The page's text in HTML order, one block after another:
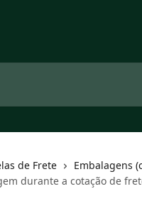
de Frete
Embalagens
durante a cotação de